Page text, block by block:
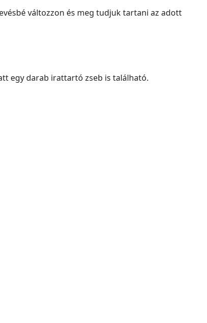
változzon és meg tudjuk tartani az adott
egy darab irattartó zseb is található.